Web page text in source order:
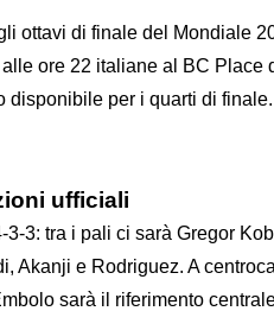
ottavi di finale del Mondiale
ore 22 italiane al BC Place
disponibile per i quarti di
ufficiali
3: tra i pali ci sarà Gregor
Akanji e Rodriguez. A
sarà il riferimento